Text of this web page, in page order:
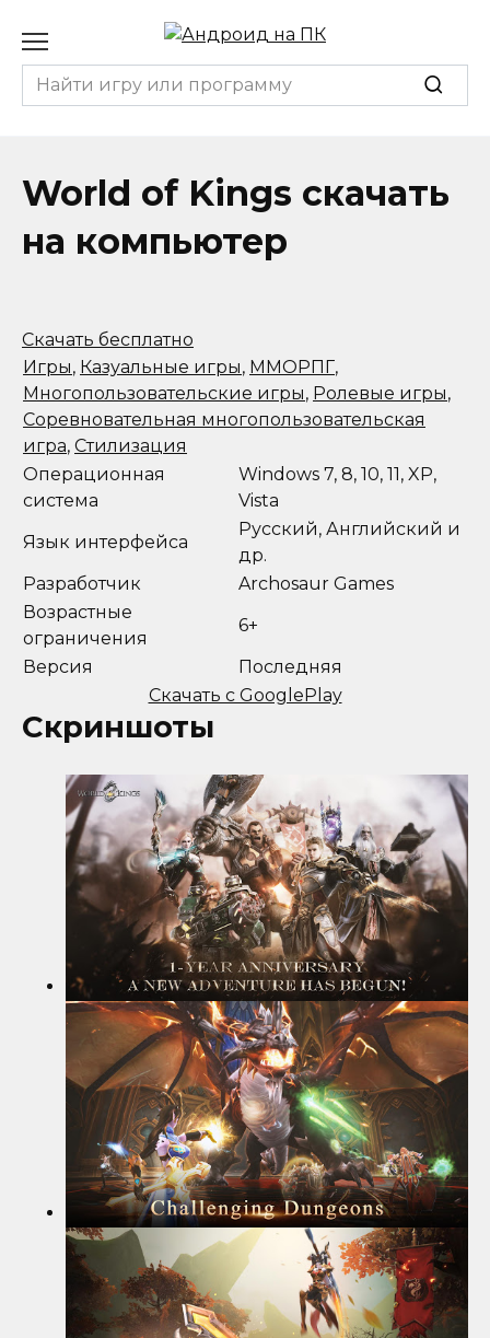
содержанию
Search
for:
World of Kings скачать
на компьютер
Скачать бесплатно
Игры, Казуальные игры, ММОРПГ,
Многопользовательские игры, Ролевые игры,
Соревновательная многопользовательская
игра, Стилизация
Операционная
система
Windows 7, 8, 10, 11, XP,
Vista
Язык интерфейса
Русский, Английский и
др.
Разработчик
Archosaur Games
Возрастные
ограничения
6+
Версия
Последняя
Скачать с GooglePlay
Скриншоты